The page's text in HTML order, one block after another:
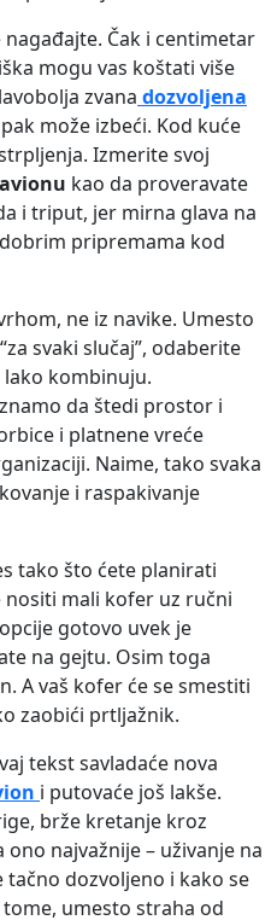
Čak i centimetar
mogu vas koštati više
zvana dozvoljena
može izbeći. Kod kuće
Izmerite svoj
kao da proveravate
i triput, jer mirna glava na
pripremama kod
ne iz navike. Umesto
svaki slučaj”, odaberite
kombinuju.
da štedi prostor i
i platnene vreće
Naime, tako svaka
i raspakivanje
tako što ćete planirati
nositi mali kofer uz ručni
gotovo uvek je
na gejtu. Osim toga
A vaš kofer će se smestiti
zaobići prtljažnik.
tekst savladaće nova
i putovaće još lakše.
brže kretanje kroz
najvažnije – uživanje na
tačno dozvoljeno i kako se
umesto straha od